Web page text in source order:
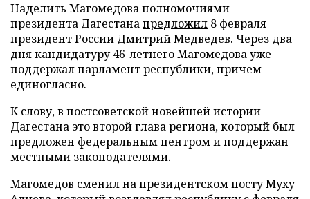
Наделить Магомедова полномочиями
президента Дагестанапредложил 8 февраля
президент России Дмитрий Медведев. Через два
дня кандидатуру 46-летнего Магомедова уже
поддержал парламент республики, причем
единогласно.
К слову, в постсоветской новейшей истории
Дагестана это второй глава региона, который был
предложен федеральным центром и поддержан
местными законодателями.
Магомедов сменил на президентском посту Муху